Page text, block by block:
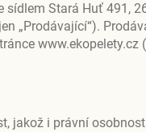
sídlem Stará Huť 491,
„Prodávající“).
www.ekopelety.cz
jakož i právní